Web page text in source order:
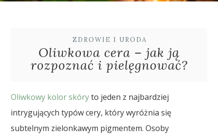
ZDROWIE I URODA
Oliwkowa cera – jak ją
rozpoznać i pielęgnować?
Oliwkowy kolor skóryto jeden z najbardziej
intrygujących typów cery, który wyróżnia się
subtelnym zielonkawym pigmentem. Osoby